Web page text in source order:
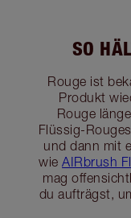
SO
Rouge ist
Produkt
Rouge
Flüssig-
und dann mit
wie AIRbrush
mag
du aufträgst,